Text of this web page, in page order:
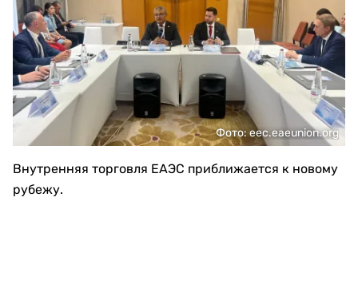
Фото: eec.eaeunion.org
Внутренняя торговля ЕАЭС приближается к новому
рубежу.